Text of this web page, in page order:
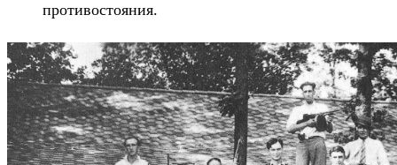
противостояния.